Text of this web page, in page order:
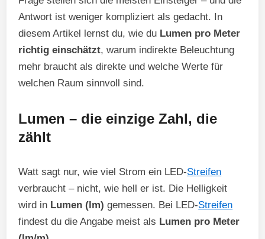
Antwort ist weniger kompliziert als gedacht. In
diesem Artikel lernst du, wie du Lumen pro Meter
richtig einschätzt, warum indirekte Beleuchtung
mehr braucht als direkte und welche Werte für
welchen Raum sinnvoll sind.
Lumen – die einzige Zahl, die
zählt
Watt sagt nur, wie viel Strom ein LED-Streifen
verbraucht – nicht, wie hell er ist. Die Helligkeit
wird in Lumen (lm) gemessen. Bei LED-Streifen
findest du die Angabe meist als Lumen pro Meter